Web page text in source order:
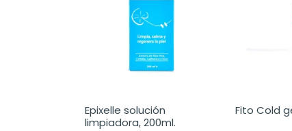
Epixelle solución
limpiadora, 200ml.
Fito Cold